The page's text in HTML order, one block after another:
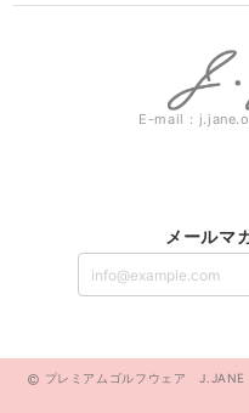
E-mail：
メールマ
プレミアムゴルフウェア